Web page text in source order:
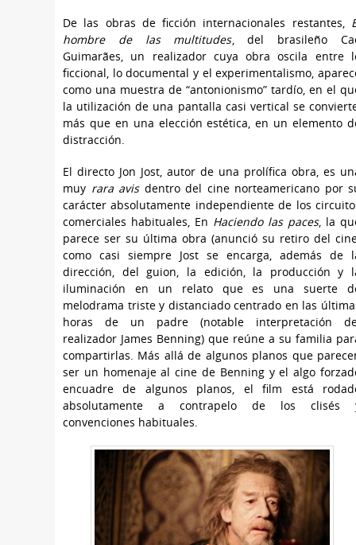
De las obras de ficción internacionales restantes,
hombre de las multitudes, del brasileño
Guimarães, un realizador cuya obra oscila entre
ficcional, lo documental y el experimentalismo,
como una muestra de “antonionismo” tardío, en el
la utilización de una pantalla casi vertical se
más que en una elección estética, en un elemento
distracción.
El directo Jon Jost, autor de una prolífica obra, es
muy rara avisdentro del cine norteamericano por
carácter absolutamente independiente de los
comerciales habituales, En Haciendo las paces, la
parece ser su última obra (anunció su retiro del
como casi siempre Jost se encarga, además de
dirección, del guion, la edición, la producción y
iluminación en un relato que es una suerte
melodrama triste y distanciado centrado en las
horas de un padre (notable interpretación
realizador James Benning) que reúne a su familia
compartirlas. Más allá de algunos planos que
ser un homenaje al cine de Benning y el algo
encuadre de algunos planos, el film está
absolutamente a contrapelo de los clisés
convenciones habituales.